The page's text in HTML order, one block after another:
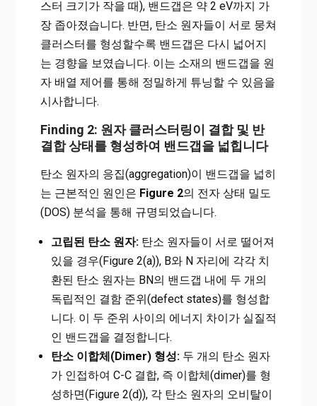
스터 크기가 작을 때), 밴드갭은 약 2 eV까지 가
장 좁아졌습니다. 반면, 탄소 원자들이 서로 뭉쳐
클러스터를 형성할수록 밴드갭은 다시 넓어지
는 경향을 보였습니다. 이는 소재의 밴드갭을 원
자 배열 제어를 통해 정밀하게 튜닝할 수 있음을
시사합니다.
Finding 2: 원자 클러스터링이 결합 및 반
결합 상태를 형성하여 밴드갭을 넓힙니다
탄소 원자의 응집(aggregation)이 밴드갭을 넓히
는 근본적인 원인은 Figure 2의 전자 상태 밀도
(DOS) 분석을 통해 규명되었습니다.
고립된 탄소 원자:탄소 원자들이 서로 떨어져
있을 경우(Figure 2(a)), B와 N 자리에 각각 치
환된 탄소 원자는 BN의 밴드갭 내에 두 개의
독립적인 결함 준위(defect states)를 형성합
니다. 이 두 준위 사이의 에너지 차이가 실질적
인 밴드갭을 결정합니다.
탄소 이합체(Dimer) 형성:두 개의 탄소 원자
가 인접하여 C-C 결합, 즉 이합체(dimer)를 형
성하면(Figure 2(d)), 각 탄소 원자의 오비탈이